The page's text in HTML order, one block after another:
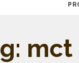
mct